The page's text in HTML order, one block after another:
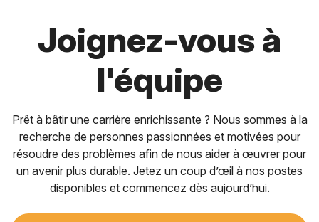
Joignez-vous à
l'équipe
Prêt à bâtir une carrière enrichissante ? Nous sommes à la
recherche de personnes passionnées et motivées pour
résoudre des problèmes afin de nous aider à œuvrer pour
un avenir plus durable. Jetez un coup d’œil à nos postes
disponibles et commencez dès aujourd’hui.